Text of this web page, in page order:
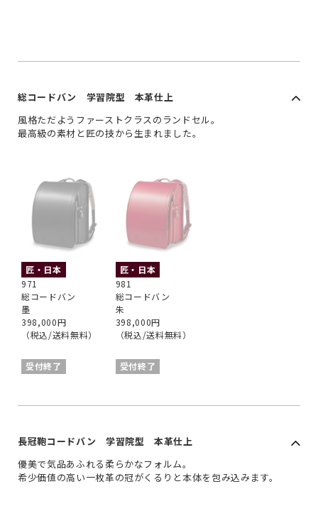
総コードバン 学習院型 本革仕上
風格ただようファーストクラスのランドセル。
最高級の素材と匠の技から生まれました。
匠・日本
971
総コードバン
墨
398,000円
（税込/送料無料）
受付終了
匠・日本
981
総コードバン
朱
398,000円
（税込/送料無料）
受付終了
長冠鞄コードバン 学習院型 本革仕上
優美で気品あふれる柔らかなフォルム。
希少価値の高い一枚革の冠がくるりと本体を包み込みます。